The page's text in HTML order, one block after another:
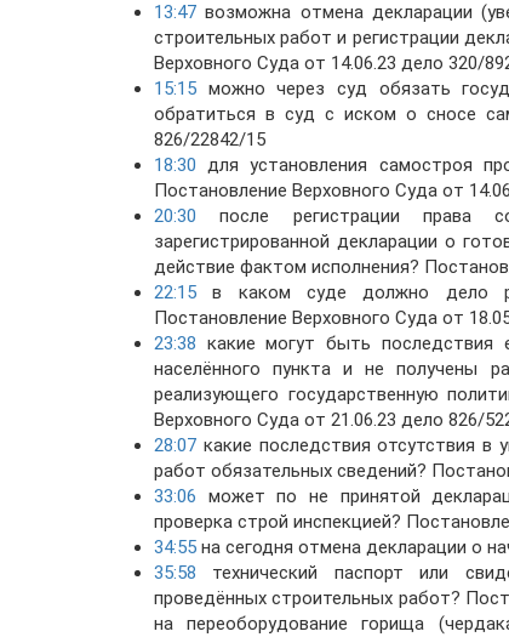
13:47 возможна отмена декларации
строительных работ и регистрации
Верховного Суда от 14.06.23 дело 320/
15:15 можно через суд обязать
обратиться в суд с иском о сносе
826/22842/15
18:30 для установления самостроя
Постановление Верховного Суда от
20:30 после регистрации права
зарегистрированной декларации о
действие фактом исполнения?
22:15 в каком суде должно дело
Постановление Верховного Суда от
23:38 какие могут быть последствия
населённого пункта и не получены
реализующего государственную
Верховного Суда от 21.06.23 дело 826/
28:07 какие последствия отсутствия в
работ обязательных сведений?
33:06 может по не принятой
проверка строй инспекцией?
34:55 на сегодня отмена декларации о
35:58 технический паспорт или
проведённых строительных работ?
на переоборудование горища